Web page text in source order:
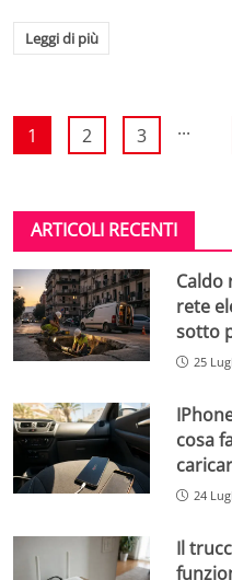
Leggi di più
1 2 3 ...
ARTICOLI RECENTI
Caldo
rete
sotto
25
cosa
24
Il